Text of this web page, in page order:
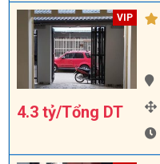
4.3 tỷ/Tổng DT